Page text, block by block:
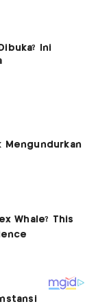
Ini
Mengundurkan